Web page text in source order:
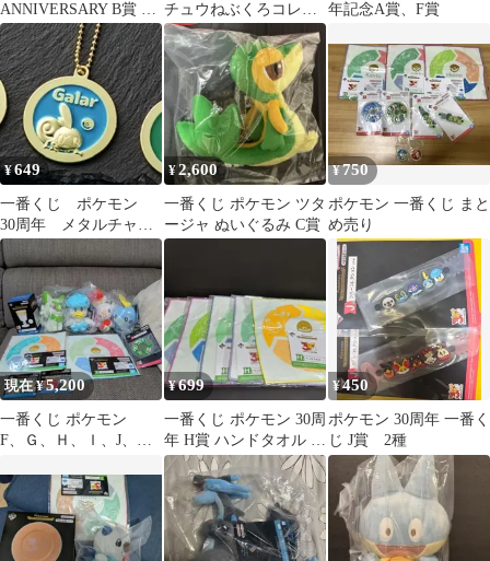
ANNIVERSARY B賞 Ｊ
賞 セット
チュウねぶくろコレク
ション リザードン
年記念A賞、F賞
¥649
一番くじ ポケモン
30周年 メタルチャー
ム メッソン
¥2,600
一番くじ ポケモン ツタ
ージャ ぬいぐるみ C賞
¥750
ポケモン 一番くじ まと
め売り
現在 ¥5,200
一番くじ ポケモン
F、Ｇ、Ｈ、Ｉ、J、K
¥699
一番くじ ポケモン 30周
年 H賞 ハンドタオル ピ
カチュウ カントー ホウ
エン
¥450
ポケモン 30周年 一番く
じ J賞 2種